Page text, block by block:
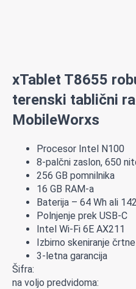
xTablet T8655
terenski tablični
MobileWorxs
Procesor Intel N100
8-palčni zaslon, 650
256 GB pomnilnika
16 GB RAM-a
Baterija – 64 Wh ali
Polnjenje prek USB-C
Intel Wi-Fi 6E AX211
Izbirno skeniranje
3-letna garancija
Šifra:
na voljo predvidoma: